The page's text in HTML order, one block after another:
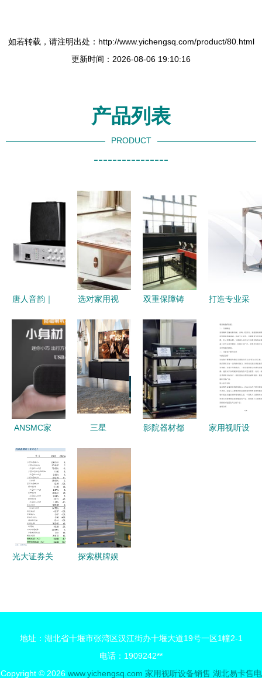
如若转载，请注明出处：http://www.yichengsq.com/product/80.html
更新时间：2026-08-06 19:10:16
产品列表
PRODUCT
----------------
唐人音韵｜
的家用视听
设备选购指
南
选对家用视
升家庭娱乐
新体验
双重保障铸
凯泉产品背
后的严控与
匠心
打造专业采
式办公家具
检测仪与智
能家居零售
的新协同模
式
ANSMC家
电脑音响评
测 小巧身
形，大声场
表现——来
自苏宁易购
天海易捷苏
三星
如何重塑家
庭视听体验
影院器材都
家用视听设
光大证券关
核查意见
探索棋牌娱
备选购指南
地址：湖北省十堰市张湾区汉江街办十堰大道19号一区1幢2-1
电话：1909242**
Copyright © 2026 www.yichengsq.com 家用视听设备销售 湖北易卡售电